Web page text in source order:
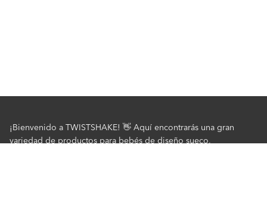
¡Bienvenido a TWISTSHAKE! 👋 Aquí encontrarás una gran
variedad de productos para bebés de diseño sueco,